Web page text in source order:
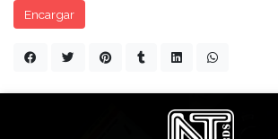
Encargar